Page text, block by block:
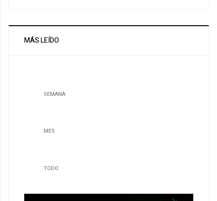
MÁS LEÍDO
SEMANA
MES
TODO